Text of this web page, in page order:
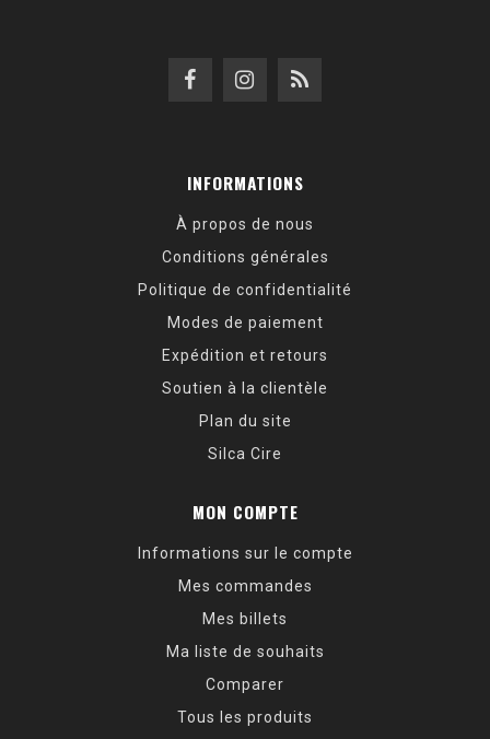
INFORMATIONS
À propos de nous
Conditions générales
Politique de confidentialité
Modes de paiement
Expédition et retours
Soutien à la clientèle
Plan du site
Silca Cire
MON COMPTE
Informations sur le compte
Mes commandes
Mes billets
Ma liste de souhaits
Comparer
Tous les produits